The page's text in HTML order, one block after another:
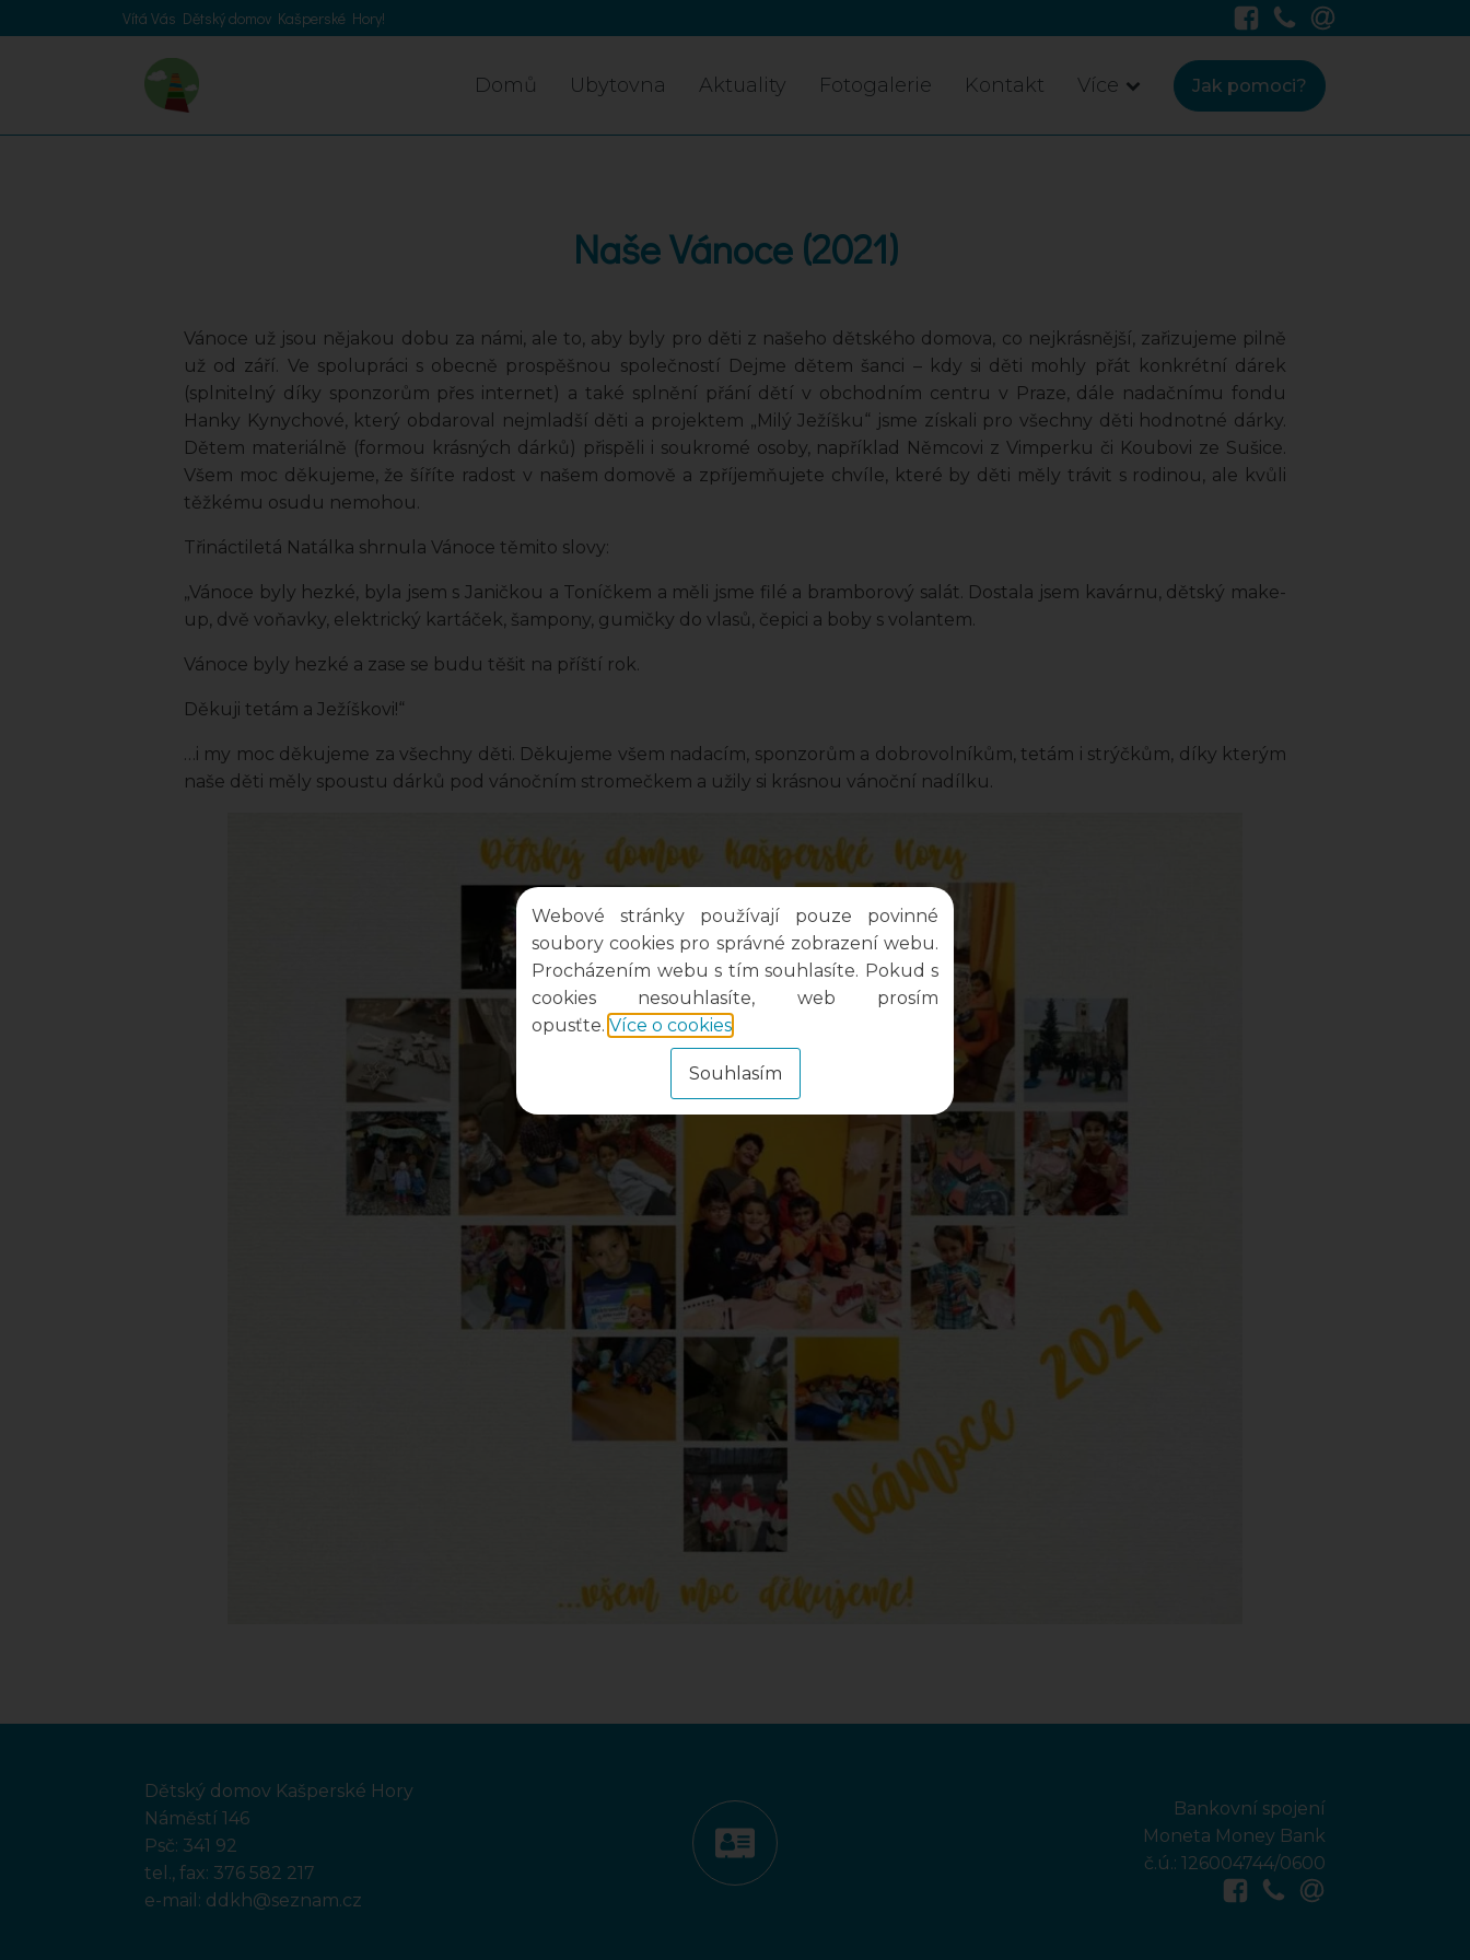
Vítá Vás Dětský domov Kašperské Hory!
Domů Ubytovna Aktuality Fotogalerie Kontakt Více Jak pomoci?
Naše Vánoce (2021)
Vánoce už jsou nějakou dobu za námi, ale to, aby byly pro děti z našeho dětského domova, co nejkrásnější, zařizujeme pilně
už od září. Ve spolupráci s obecně prospěšnou společností Dejme dětem šanci – kdy si děti mohly přát konkrétní dárek
(splnitelný díky sponzorům přes internet) a také splnění přání dětí v obchodním centru v Praze, dále nadačnímu fondu
Hanky Kynychové, který obdaroval nejmladší děti a projektem „Milý Ježíšku“ jsme získali pro všechny děti hodnotné dárky.
Dětem materiálně (formou krásných dárků) přispěli i soukromé osoby, například Němcovi z Vimperku či Koubovi ze Sušice.
Všem moc děkujeme, že šíříte radost v našem domově a zpříjemňujete chvíle, které by děti měly trávit s rodinou, ale kvůli
těžkému osudu nemohou.
Třináctiletá Natálka shrnula Vánoce těmito slovy:
„Vánoce byly hezké, byla jsem s Janičkou a Toníčkem a měli jsme filé a bramborový salát. Dostala jsem kavárnu, dětský make-
up, dvě voňavky, elektrický kartáček, šampony, gumičky do vlasů, čepici a boby s volantem.
Vánoce byly hezké a zase se budu těšit na příští rok.
Děkuji tetám a Ježíškovi!“
…i my moc děkujeme za všechny děti. Děkujeme všem nadacím, sponzorům a dobrovolníkům, tetám i strýčkům, díky kterým
naše děti měly spoustu dárků pod vánočním stromečkem a užily si krásnou vánoční nadílku.
Dětský domov Kašperské Hory
Náměstí 146
Psč: 341 92
tel., fax: 376 582 217
e-mail: ddkh@seznam.cz
Bankovní spojení
Moneta Money Bank
č.ú.: 126004744/0600
Webové stránky používají pouze povinné
soubory cookies pro správné zobrazení webu.
Procházením webu s tím souhlasíte. Pokud s
cookies nesouhlasíte, web prosím
opusťte. Více o cookies
Souhlasím